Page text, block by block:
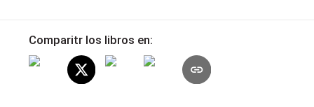
Comparitr los libros en: